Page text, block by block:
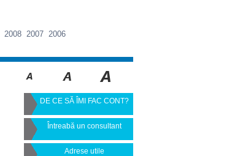
2008 2007 2006
DE CE SĂ ÎMI FAC CONT?
Întreabă un consultant
Adrese utile